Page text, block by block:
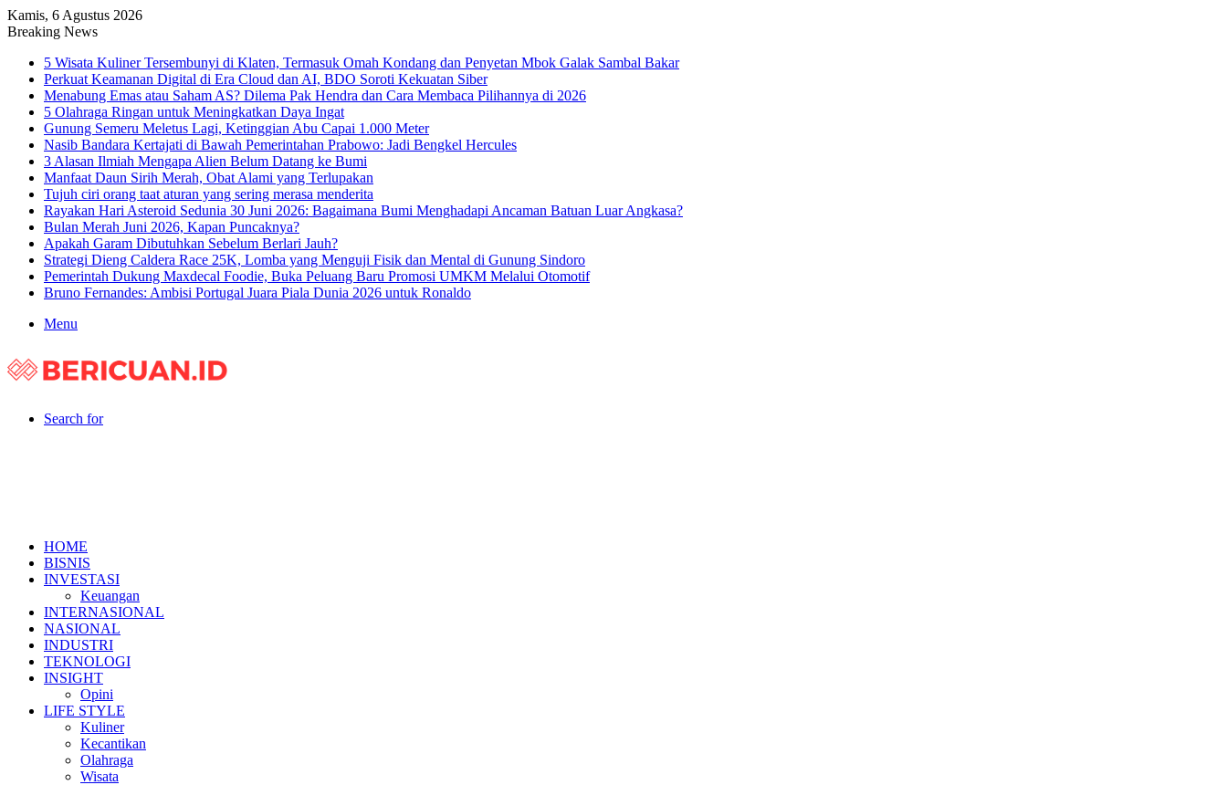
Kamis, 6 Agustus 2026
Breaking News
5 Wisata Kuliner Tersembunyi di Klaten, Termasuk Omah Kondang dan Penyetan Mbok Galak Sambal Bakar
Perkuat Keamanan Digital di Era Cloud dan AI, BDO Soroti Kekuatan Siber
Menabung Emas atau Saham AS? Dilema Pak Hendra dan Cara Membaca Pilihannya di 2026
5 Olahraga Ringan untuk Meningkatkan Daya Ingat
Gunung Semeru Meletus Lagi, Ketinggian Abu Capai 1.000 Meter
Nasib Bandara Kertajati di Bawah Pemerintahan Prabowo: Jadi Bengkel Hercules
3 Alasan Ilmiah Mengapa Alien Belum Datang ke Bumi
Manfaat Daun Sirih Merah, Obat Alami yang Terlupakan
Tujuh ciri orang taat aturan yang sering merasa menderita
Rayakan Hari Asteroid Sedunia 30 Juni 2026: Bagaimana Bumi Menghadapi Ancaman Batuan Luar Angkasa?
Bulan Merah Juni 2026, Kapan Puncaknya?
Apakah Garam Dibutuhkan Sebelum Berlari Jauh?
Strategi Dieng Caldera Race 25K, Lomba yang Menguji Fisik dan Mental di Gunung Sindoro
Pemerintah Dukung Maxdecal Foodie, Buka Peluang Baru Promosi UMKM Melalui Otomotif
Bruno Fernandes: Ambisi Portugal Juara Piala Dunia 2026 untuk Ronaldo
Menu
Search for
HOME
BISNIS
INVESTASI
Keuangan
INTERNASIONAL
NASIONAL
INDUSTRI
TEKNOLOGI
INSIGHT
Opini
LIFE STYLE
Kuliner
Kecantikan
Olahraga
Wisata